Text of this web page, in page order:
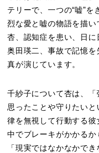
テリーで、一つの“嘘”
烈な愛と嘘の物語を描
杏、認知症を患い、日
奥田瑛二、事故で記憶
真が演じています。
千紗子について杏は、「
思ったことや守りたい
律を無視して行動する
中でブレーキがかかるか
「現実ではなかなかで